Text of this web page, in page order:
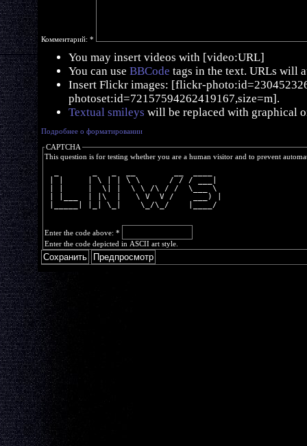
Комментарий: *
You may insert videos with [video:URL]
You can use BBCode tags in the text. URLs will
Insert Flickr images: [flickr-
photoset:id=72157594262419167,size=m].
Textual smileys will be replaced with graphical
Подробнее о форматировании
CAPTCHA
This question is for testing whether you are a human visitor and to prevent
| |     | \ | | \ \      / / / ___|
| |     |  \| |  \ \ /\ / /  \___ \
| |___  | |\  |   \ V  V /    ___) |
|_____| |_| \_|    \_/\_/    |____/
Enter the code above: *
Enter the code depicted in ASCII art style.